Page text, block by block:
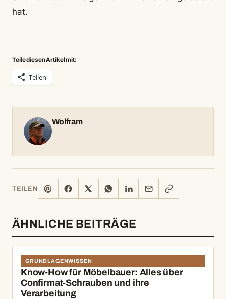
hat.
Teile diesen Artikel mit:
Teilen
Wolfram
TEILEN
PINTERESTFACEBOOK WHATSAPPLINKEDIN
MAIL
LINK
KOPIEREN
ÄHNLICHE BEITRÄGE
GRUNDLAGENWISSEN
Know-How für Möbelbauer: Alles über
Confirmat-Schrauben und ihre
Verarbeitung